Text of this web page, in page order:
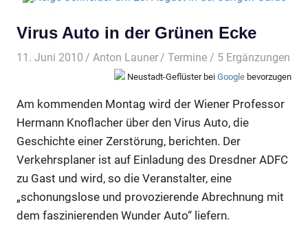
Virus Auto in der Grünen Ecke
11. Juni 2010 Anton Launer Termine / 5 Ergänzungen
Neustadt-Geflüster bei Google bevorzugen
Am kommenden Montag wird der Wiener Professor
Hermann Knoflacher über den Virus Auto, die
Geschichte einer Zerstörung, berichten. Der
Verkehrsplaner ist auf Einladung des Dresdner ADFC
zu Gast und wird, so die Veranstalter, eine
„schonungslose und provozierende Abrechnung mit
dem faszinierenden Wunder Auto“ liefern.